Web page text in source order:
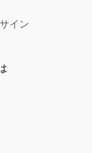
イン